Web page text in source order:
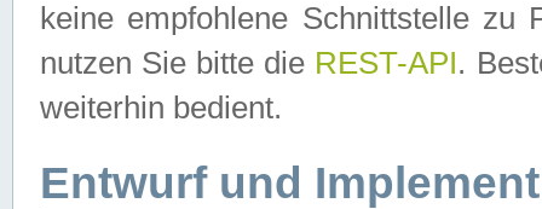
keine empfohlene Schnittstelle zu
nutzen Sie bitte die REST-API.
weiterhin bedient.
Entwurf und